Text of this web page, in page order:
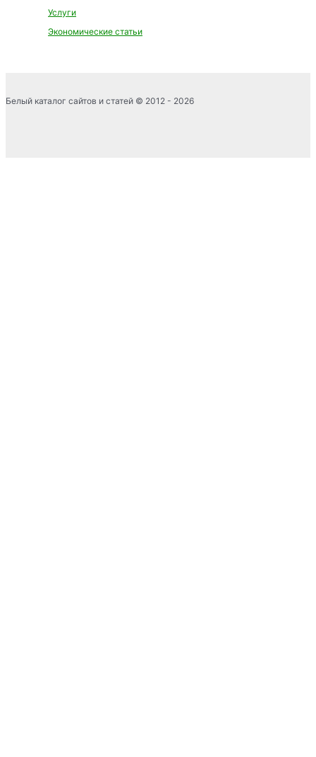
Услуги
Экономические статьи
Белый каталог сайтов и статей © 2012 - 2026